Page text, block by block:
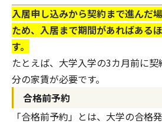
入居申し込みから契約まで進んだ
ため、入居まで期間があればある
す。
たとえば、大学入学の3カ月前に
分の家賃が必要です。
合格前予約
「合格前予約」とは、大学の合格